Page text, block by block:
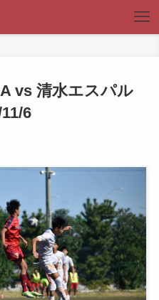
vs 清水エスパル
6